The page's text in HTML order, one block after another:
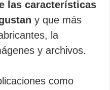
las características
y que más
la
y archivos.
como